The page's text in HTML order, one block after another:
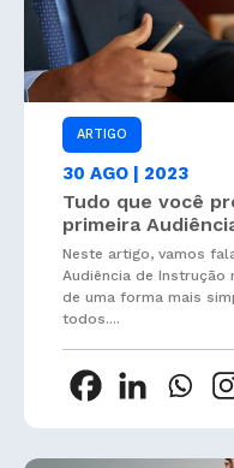
ARTIGO
30 AGO | 2023
Tudo que você
primeira
Neste artigo, vamos
Audiência de Instrução
de uma forma mais
todos....